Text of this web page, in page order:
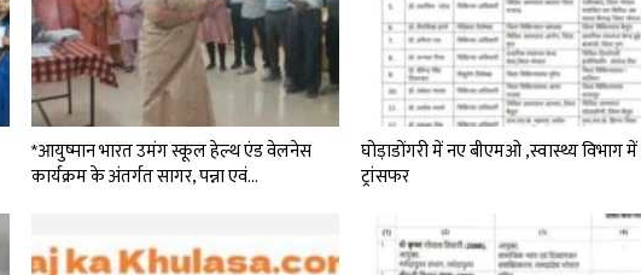
*आयुष्मान भारत उमंग स्कूल हेल्थ एंड वेलनेस
कार्यक्रम के अंतर्गत सागर, पन्ना एवं…
घोड़ाडोंगरी में नए बीएमओ ,स्वास्थ्य विभाग
ट्रांसफर